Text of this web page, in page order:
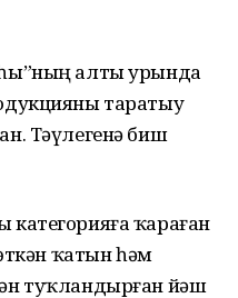
алты урында
таратыу
Тәүлегенә биш
ҡараған
ҡатын һәм
туҡландырған йәш